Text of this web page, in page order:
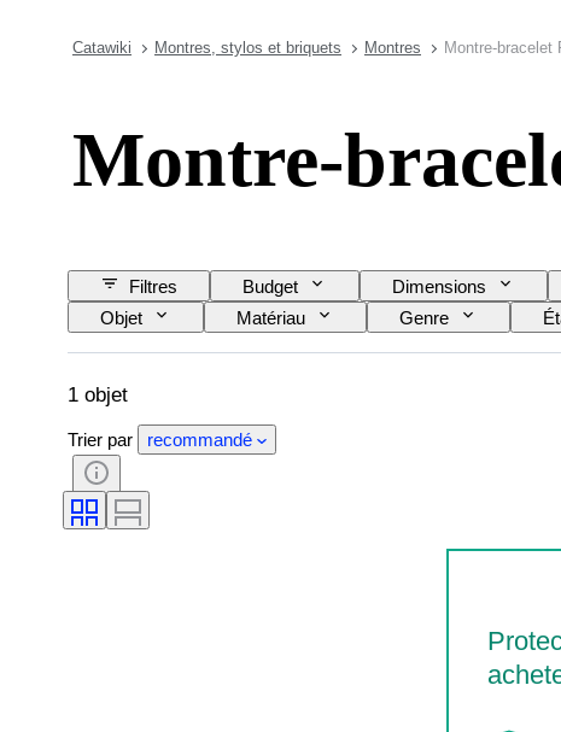
Catawiki Montres, stylos et briquets Montres Montre-bracelet
Montre-
Filtres Budget Dimensions
Objet
Matériau Genre
Matériau du bracelet de montre
Diamètre du
1 objet
Trier par recommandé